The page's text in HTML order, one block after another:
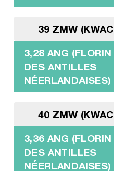
39 ZMW
3,28 ANG (FLORIN
DES ANTILLES
NÉERLANDAISES)
40 ZMW
3,36 ANG (FLORIN
DES ANTILLES
NÉERLANDAISES)